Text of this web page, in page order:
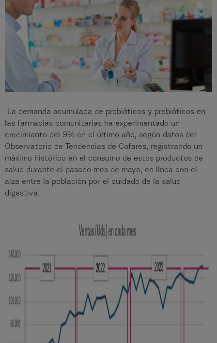
La demanda acumulada de probióticos y prebióticos en
las farmacias comunitarias ha experimentado un
crecimiento del 9% en el último año, según datos del
Observatorio de Tendencias de Cofares, registrando un
máximo histórico en el consumo de estos productos de
salud durante el pasado mes de mayo, en línea con el
alza entre la población por el cuidado de la salud
digestiva.